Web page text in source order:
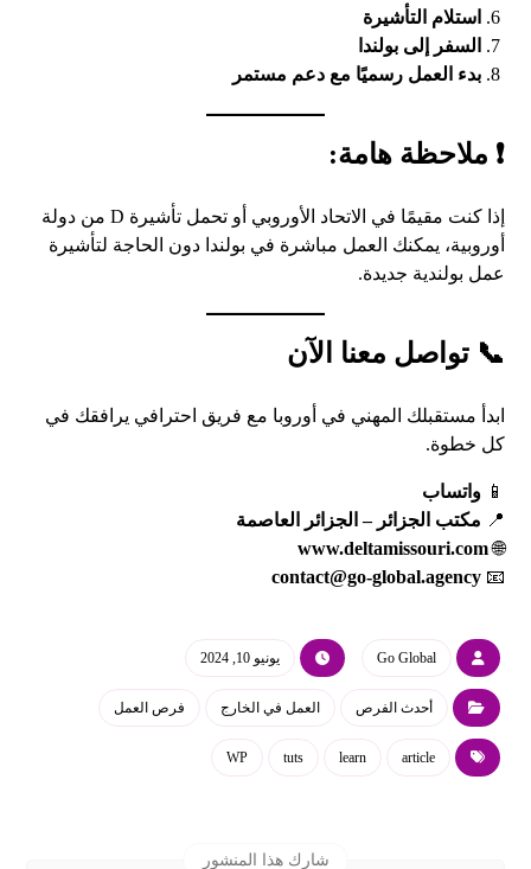
استلام التأشيرة
السفر إلى بولندا
بدء العمل رسميًا مع دعم مستمر
❗ ملاحظة هامة:
إذا كنت مقيمًا في الاتحاد الأوروبي أو تحمل تأشيرة D من دولة
أوروبية، يمكنك العمل مباشرة في بولندا دون الحاجة لتأشيرة
عمل بولندية جديدة.
📞 تواصل معنا الآن
ابدأ مستقبلك المهني في أوروبا مع فريق احترافي يرافقك في
كل خطوة.
📱واتساب
📍 مكتب الجزائر – الجزائر العاصمة
🌐
www.deltamissouri.com
📧
contact@go-global.agency
Go Global يونيو 10, 2024
أحدث الفرص العمل في الخارج فرص العمل
article
learn
tuts
WP